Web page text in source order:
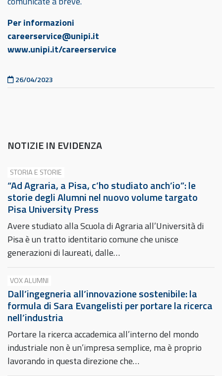
Pubblicato il
26/04/2023
Per informazioni
careerservice@unipi.it
www.unipi.it/careerservice
NOTIZIE IN EVIDENZA
STORIA E STORIE
“Ad Agraria, a Pisa, c’ho studiato anch’io”: le
storie degli Alumni nel nuovo volume targato
Pisa University Press
Avere studiato alla Scuola di Agraria all’Università di
Pisa è un tratto identitario comune che unisce
generazioni di laureati, dalle…
VOX ALUMNI
Dall’ingegneria all’innovazione sostenibile: la
formula di Sara Evangelisti per portare la ricerca
nell’industria
Portare la ricerca accademica all’interno del mondo
industriale non è un’impresa semplice, ma è proprio
lavorando in questa direzione che…